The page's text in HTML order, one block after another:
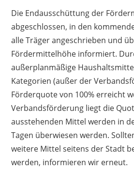
Die Endausschüttung der
abgeschlossen, in den
alle Träger angeschrieben und
Fördermittelhöhe informiert.
außerplanmäßige
Kategorien (außer der
Förderquote von 100% erreicht
Verbandsförderung liegt die
ausstehenden Mittel werden in
Tagen überwiesen werden.
weitere Mittel seitens der Stadt
werden, informieren wir erneut.